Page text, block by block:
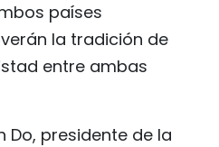
países
la tradición de
entre ambas
Do, presidente de la